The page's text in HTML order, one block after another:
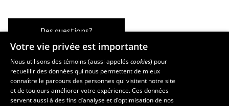
Des questions?
Les écoles et la recherche
École supérieure d’aménagement du territoire et de développement
régional
Votre vie privée est importante
Nous utilisons des témoins (aussi appeléscookies) pour
recueillir des données qui nous permettent de mieux
connaître le parcours des personnes qui visitent notre site
et de toujours améliorer votre expérience. Ces données
servent aussi à des fins d’analyse et d’optimisation de nos